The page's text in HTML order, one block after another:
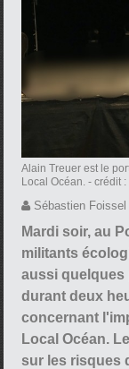
Alain Treuer est le
Local Océan. - crédit
Sébastien Foissel
Mardi soir, au
militants
aussi
durant deux
concernant
Local Océan.
sur les risques